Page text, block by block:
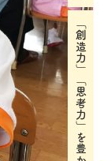
「創造力」「思考力」を豊かに育む